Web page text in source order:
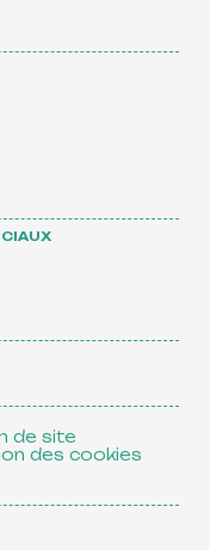
de site
des cookies